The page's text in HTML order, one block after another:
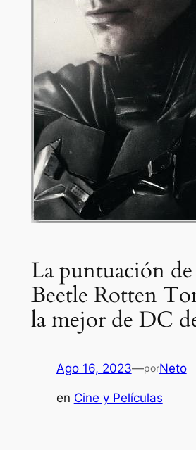
La puntuación
Beetle Rotten
la mejor de DC
Ago 16, 2023—porNeto
en Cine y Películas